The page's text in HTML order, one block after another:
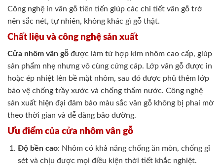
Công nghệ in vân gỗ tiên tiến giúp các chi tiết vân gỗ trở
nên sắc nét, tự nhiên, không khác gì gỗ thật.
Chất liệu và công nghệ sản xuất
Cửa nhôm vân gỗ được làm từ hợp kim nhôm cao cấp, giúp
sản phẩm nhẹ nhưng vô cùng cứng cáp. Lớp vân gỗ được in
hoặc ép nhiệt lên bề mặt nhôm, sau đó được phủ thêm lớp
bảo vệ chống trầy xước và chống thấm nước. Công nghệ
sản xuất hiện đại đảm bảo màu sắc vân gỗ không bị phai mờ
theo thời gian và dễ dàng bảo dưỡng.
Ưu điểm của cửa nhôm vân gỗ
Độ bền cao: Nhôm có khả năng chống ăn mòn, chống gỉ
sét và chịu được mọi điều kiện thời tiết khắc nghiệt.